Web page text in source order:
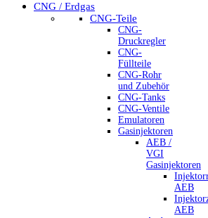
CNG / Erdgas
CNG-Teile
CNG-
Druckregler
CNG-
Füllteile
CNG-Rohr
und Zubehör
CNG-Tanks
CNG-Ventile
Emulatoren
Gasinjektoren
AEB /
VGI
Gasinjektoren
AEB
AEB